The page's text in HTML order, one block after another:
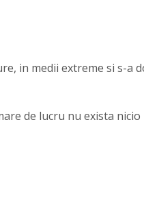
in medii extreme si s-a
de lucru nu exista